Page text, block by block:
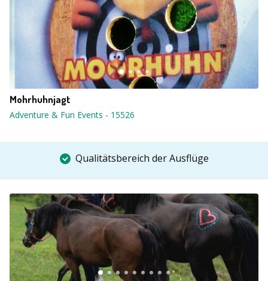
Mohrhuhnjagt
Adventure & Fun Events - 15526
Qualitätsbereich der Ausflüge